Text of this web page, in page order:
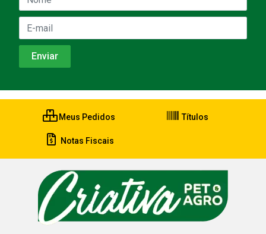
Meus Pedidos Títulos
Notas Fiscais